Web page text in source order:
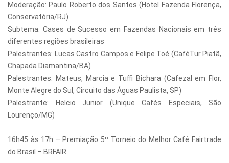
Moderação: Paulo Roberto dos Santos (Hotel Fazenda Florença,
Conservatória/RJ)
Subtema: Cases de Sucesso em Fazendas Nacionais em três
diferentes regiões brasileiras
Palestrantes: Lucas Castro Campos e Felipe Toé (CaféTur Piatã,
Chapada Diamantina/BA)
Palestrantes: Mateus, Marcia e Tuffi Bichara (Cafezal em Flor,
Monte Alegre do Sul, Circuito das Águas Paulista, SP)
Palestrante: Helcio Junior (Unique Cafés Especiais, São
Lourenço/MG)
16h45 às 17h – Premiação 5º Torneio do Melhor Café Fairtrade
do Brasil – BRFAIR